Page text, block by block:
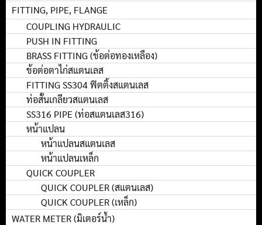
FITTING, PIPE, FLANGE
COUPLING HYDRAULIC
PUSH IN FITTING
BRASS FITTING (ข้อต่อทองเหลือง)
ข้อต่อตาไก่สแตนเลส
FITTING SS304 ฟิตติ้งสแตนเลส
ท่อสั้นเกลียวสแตนเลส
SS316 PIPE (ท่อสแตนเลส316)
หน้าแปลน
หน้าแปลนสแตนเลส
หน้าแปลนเหล็ก
QUICK COUPLER
QUICK COUPLER (สแตนเลส)
QUICK COUPLER (เหล็ก)
WATER METER (มิเตอร์น้ำ)